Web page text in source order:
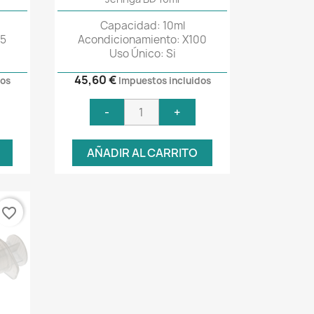
Capacidad: 10ml
Acondicionamiento: X100
Uso Único: Si
45,60 € Impuestos incluidos
- +
AÑADIR AL CARRITO
favorite_border